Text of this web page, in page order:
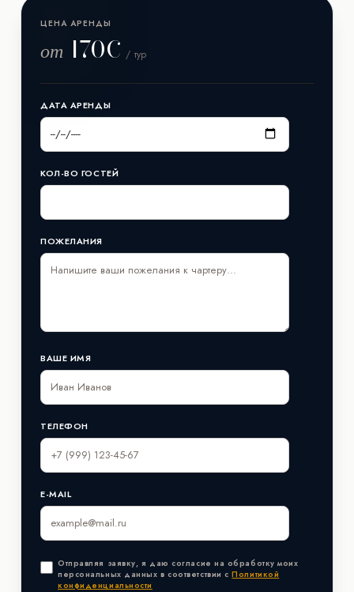
ЦЕНА АРЕНДЫ
от 170€ / тур
ДАТА АРЕНДЫ
КОЛ-ВО ГОСТЕЙ
ПОЖЕЛАНИЯ
ВАШЕ ИМЯ
ТЕЛЕФОН
E-MAIL
Отправляя заявку, я даю согласие на обработку моих
персональных данных в соответствии сПолитикой
конфиденциальности